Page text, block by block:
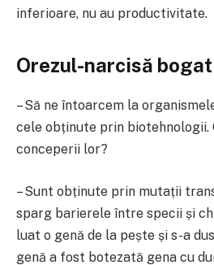
inferioare, nu au productivitate.
Orezul-narcisă
– Să ne întoarcem la
cele obținute prin biotehnologii.
conceperii lor?
– Sunt obținute prin mutații
sparg barierele între specii și
luat o genă de la pește și s-a
genă a fost botezată gena cu